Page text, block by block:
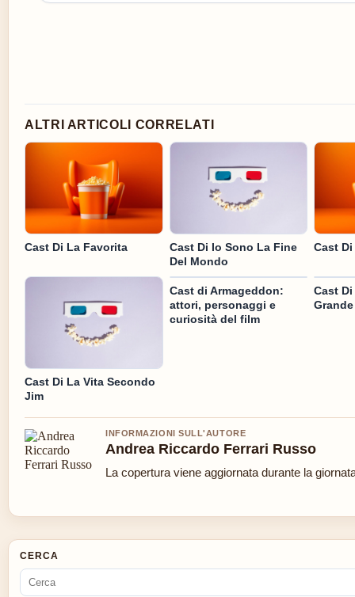
ALTRI ARTICOLI CORRELATI
Cast Di La Favorita
Cast Di Io Sono La Fine
Del Mondo
Cast
Cast Di La Vita Secondo
Jim
Cast di Armageddon:
attori, personaggi e
curiosità del film
Cast Di
INFORMAZIONI SULL'AUTORE
Andrea Riccardo Ferrari Russo
La copertura viene aggiornata durante la
CERCA